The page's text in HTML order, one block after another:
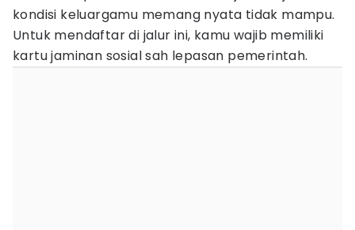
kondisi keluargamu memang nyata tidak mampu.
Untuk mendaftar di jalur ini, kamu wajib memiliki
kartu jaminan sosial sah lepasan pemerintah.